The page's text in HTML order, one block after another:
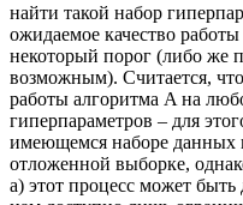
найти такой набор
ожидаемое качество
некоторый порог (либо же
возможным). Считается,
работы алгоритма A на
гиперпараметров – для
имеющемся наборе данных
отложенной выборке,
а) этот процесс может